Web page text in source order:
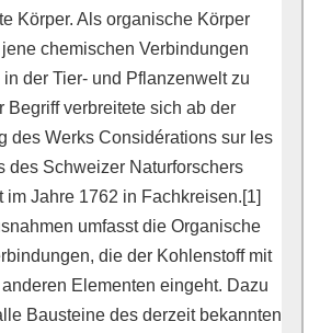
Körper. Als organische Körper
chemischen Verbindungen
der Tier- und Pflanzenwelt zu
Begriff verbreitete sich ab der
des Werks Considérations sur les
des Schweizer Naturforschers
im Jahre 1762 in Fachkreisen.[1]
umfasst die Organische
die der Kohlenstoff mit
Elementen eingeht. Dazu
Bausteine des derzeit bekannten